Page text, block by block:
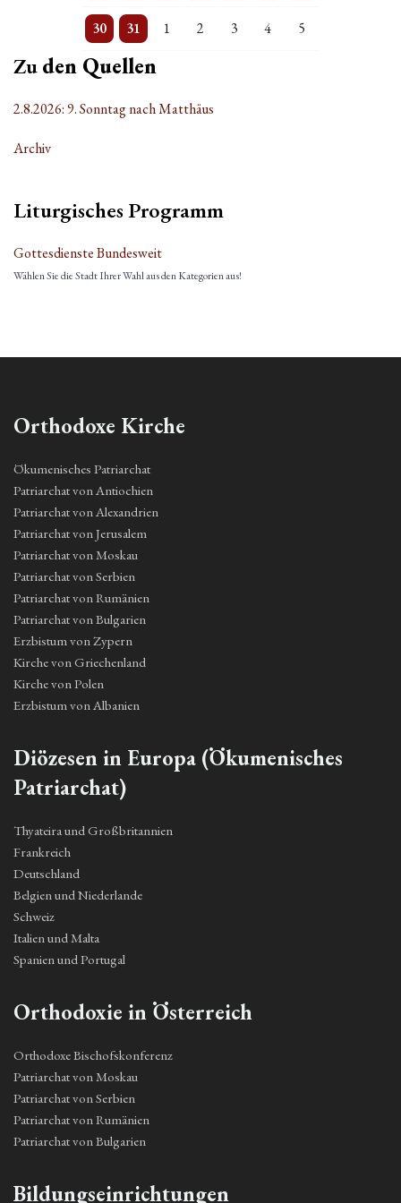
30
3 Veranstaltungen
31
Einzelne Veranstaltung
1
Einzelne Veranstaltung
2
Einzelne Veranstaltung
3
Einzelne Veranstaltung
4
Einzelne Veranstaltung
5
Einzelne Veranstaltung
Zuden Quellen
2.8.2026: 9. Sonntag nach Matthäus
Archiv
Liturgisches Programm
Gottesdienste Bundesweit
Wählen Sie die Stadt Ihrer Wahl aus den Kategorien aus!
Orthodoxe Kirche
Ökumenisches Patriarchat
Patriarchat von Antiochien
Patriarchat von Alexandrien
Patriarchat von Jerusalem
Patriarchat von Moskau
Patriarchat von Serbien
Patriarchat von Rumänien
Patriarchat von Bulgarien
Erzbistum von Zypern
Kirche von Griechenland
Kirche von Polen
Erzbistum von Albanien
Diözesen in Europa (Ökumenisches
Patriarchat)
Thyateira und Großbritannien
Frankreich
Deutschland
Belgien und Niederlande
Schweiz
Italien und Malta
Spanien und Portugal
Orthodoxie in Österreich
Orthodoxe Bischofskonferenz
Patriarchat von Moskau
Patriarchat von Serbien
Patriarchat von Rumänien
Patriarchat von Bulgarien
Bildungseinrichtungen